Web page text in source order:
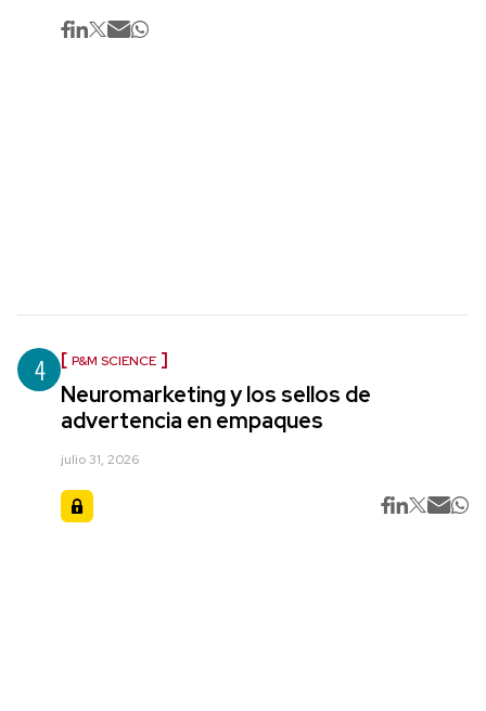
4 P&M SCIENCE
Neuromarketing y los sellos de
advertencia en empaques
julio 31, 2026